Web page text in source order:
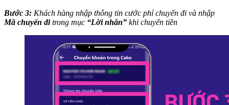
Bước 3: Khách hàng nhập thông tin cước phí chuyến đi và nhập
Mã chuyến đitrong mục “Lời nhắn” khi chuyển tiền